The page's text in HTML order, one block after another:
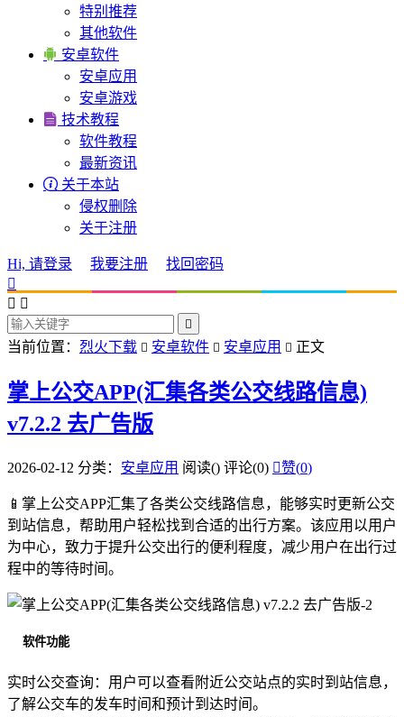
特别推荐
其他软件
 安卓软件
安卓应用
安卓游戏
 技术教程
软件教程
最新资讯
 关于本站
侵权删除
关于注册
Hi, 请登录 我要注册
找回密码

 

当前位置： 烈火下载  安卓软件  安卓应用  正文
掌上公交APP(汇集各类公交线路信息)
v7.2.2 去广告版
2026-02-12 分类： 安卓应用 阅读() 评论(0) 赞(0)
📱掌上公交APP汇集了各类公交线路信息，能够实时更新公交
到站信息，帮助用户轻松找到合适的出行方案。该应用以用户
为中心，致力于提升公交出行的便利程度，减少用户在出行过
程中的等待时间。
软件功能
实时公交查询：用户可以查看附近公交站点的实时到站信息，
了解公交车的发车时间和预计到达时间。